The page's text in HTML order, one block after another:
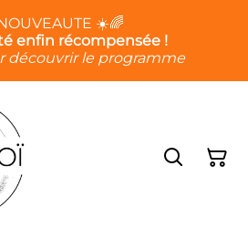
☀️🌈
enfin récompensée !
découvrir le programme